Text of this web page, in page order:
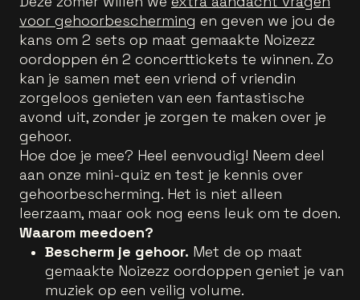
voor gehoorbescherming en geven we jou de
kans om 2 sets op maat gemaakte Noizezz
oordoppen én 2 concerttickets te winnen. Zo
kan je samen met een vriend of vriendin
zorgeloos genieten van een fantastische
avond uit, zonder je zorgen te maken over je
gehoor.
Hoe doe je mee? Heel eenvoudig! Neem deel
aan onze mini-quiz en test je kennis over
gehoorbescherming. Het is niet alleen
leerzaam, maar ook nog eens leuk om te doen.
Waarom meedoen?
Bescherm je gehoor. Met de op maat
gemaakte Noizezz oordoppen geniet je van
muziek op een veilig volume.